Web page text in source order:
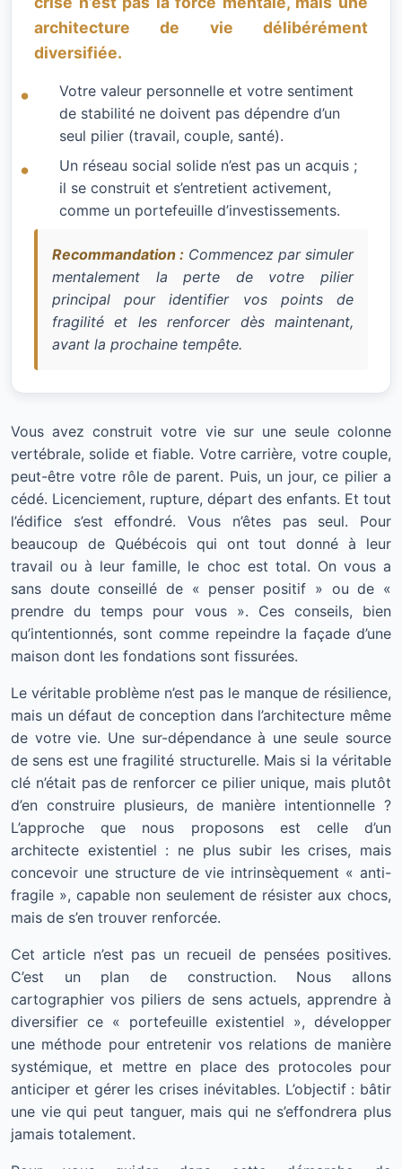
architecture de vie délibérément
diversifiée.
Votre valeur personnelle et votre sentiment
de stabilité ne doivent pas dépendre d’un
seul pilier (travail, couple, santé).
Un réseau social solide n’est pas un acquis ;
il se construit et s’entretient activement,
comme un portefeuille d’investissements.
Recommandation : Commencez par simuler
mentalement la perte de votre pilier
principal pour identifier vos points de
fragilité et les renforcer dès maintenant,
avant la prochaine tempête.
Vous avez construit votre vie sur une seule colonne
vertébrale, solide et fiable. Votre carrière, votre couple,
peut-être votre rôle de parent. Puis, un jour, ce pilier a
cédé. Licenciement, rupture, départ des enfants. Et tout
l’édifice s’est effondré. Vous n’êtes pas seul. Pour
beaucoup de Québécois qui ont tout donné à leur
travail ou à leur famille, le choc est total. On vous a
sans doute conseillé de « penser positif » ou de «
prendre du temps pour vous ». Ces conseils, bien
qu’intentionnés, sont comme repeindre la façade d’une
maison dont les fondations sont fissurées.
Le véritable problème n’est pas le manque de résilience,
mais un défaut de conception dans l’architecture même
de votre vie. Une sur-dépendance à une seule source
de sens est une fragilité structurelle. Mais si la véritable
clé n’était pas de renforcer ce pilier unique, mais plutôt
d’en construire plusieurs, de manière intentionnelle ?
L’approche que nous proposons est celle d’un
architecte existentiel : ne plus subir les crises, mais
concevoir une structure de vie intrinsèquement « anti-
fragile », capable non seulement de résister aux chocs,
mais de s’en trouver renforcée.
Cet article n’est pas un recueil de pensées positives.
C’est un plan de construction. Nous allons
cartographier vos piliers de sens actuels, apprendre à
diversifier ce « portefeuille existentiel », développer
une méthode pour entretenir vos relations de manière
systémique, et mettre en place des protocoles pour
anticiper et gérer les crises inévitables. L’objectif : bâtir
une vie qui peut tanguer, mais qui ne s’effondrera plus
jamais totalement.